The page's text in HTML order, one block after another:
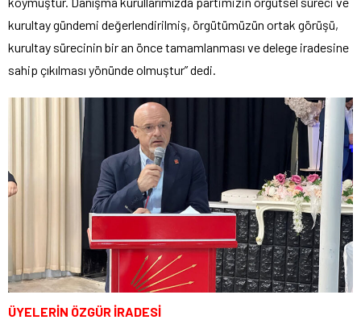
kurultay gündemi değerlendirilmiş, örgütümüzün ortak görüşü,
kurultay sürecinin bir an önce tamamlanması ve delege iradesine
sahip çıkılması yönünde olmuştur” dedi.
ÜYELERİN ÖZGÜR İRADESİ